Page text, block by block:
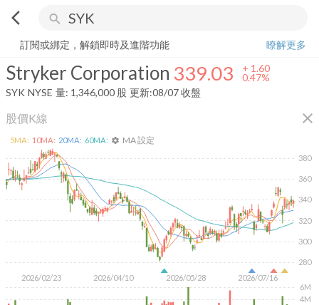
arrow_back_ios search
Stryker Corporation
訂閱或綁定，解鎖即時及進階功能
瞭解更多
Stryker Corporation 339.03 + 1.60
0.47%
SYK NYSE 量: 1,346,000 股 更新:08/07 收盤
股價K線 close
2026/02/23 2026/04/10 2026/05/28 2026/07/16
280
300
320
340
360
380
4M
6M
5MA: 10MA: 20MA: 60MA: settings MA 設定